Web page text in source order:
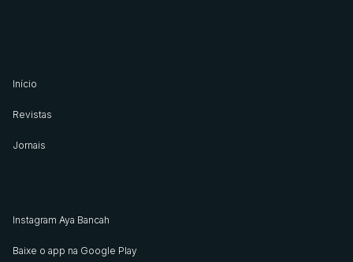
Início
Revistas
Jornais
Instagram Aya Bancah
Baixe o app na Google Play